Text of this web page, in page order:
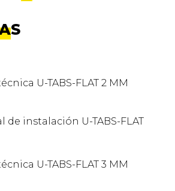
U-TABS-FLAT 2 MM
de instalación U-TABS-FLAT
U-TABS-FLAT 3 MM